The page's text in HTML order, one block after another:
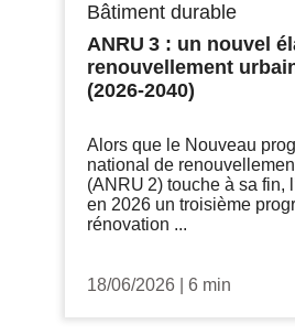
Bâtiment durable
ANRU 3 : un nouvel
renouvellement
(2026‑2040)
Alors que le Nouveau
national de
(ANRU 2) touche à sa fin,
en 2026 un troisième
rénovation ...
18/06/2026 6 min